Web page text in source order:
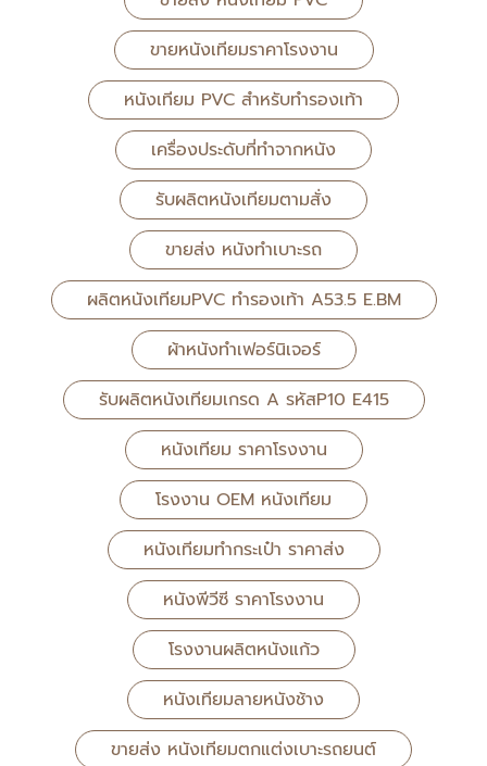
ขายหนังเทียมราคาโรงงาน
หนังเทียม PVC สำหรับทำรองเท้า
เครื่องประดับที่ทำจากหนัง
รับผลิตหนังเทียมตามสั่ง
ขายส่ง หนังทำเบาะรถ
ผลิตหนังเทียมPVC ทำรองเท้า A53.5 E.BM
ผ้าหนังทำเฟอร์นิเจอร์
รับผลิตหนังเทียมเกรด A รหัสP10 E415
หนังเทียม ราคาโรงงาน
โรงงาน OEM หนังเทียม
หนังเทียมทำกระเป๋า ราคาส่ง
หนังพีวีซี ราคาโรงงาน
โรงงานผลิตหนังแก้ว
หนังเทียมลายหนังช้าง
ขายส่ง หนังเทียมตกแต่งเบาะรถยนต์